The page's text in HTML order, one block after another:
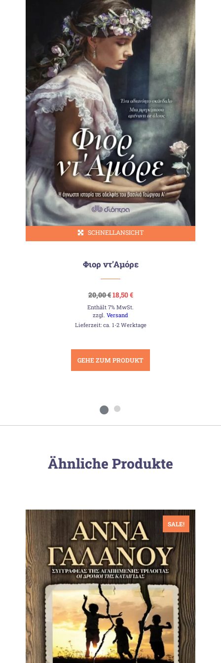
SCHNELLANSICHT
Φιορ ντ’Αμόρε
20,00€Ursprünglicher
Preis
war:
20,00 €
18,50€Aktueller
ist:
Enthält 7% MwSt.
zzgl.Versand
Lieferzeit: ca. 1-2 Werktage
GEHE ZUM PRODUKT
Ähnliche Produkte
SALE!